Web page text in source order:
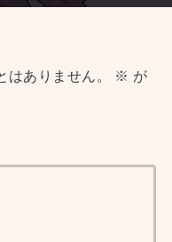
ありません。 ※ が